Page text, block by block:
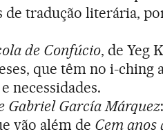
de tradução literária,
de Confúcio, de Yeg
que têm no i-ching
necessidades.
Gabriel García Márquez
vão além de Cem anos